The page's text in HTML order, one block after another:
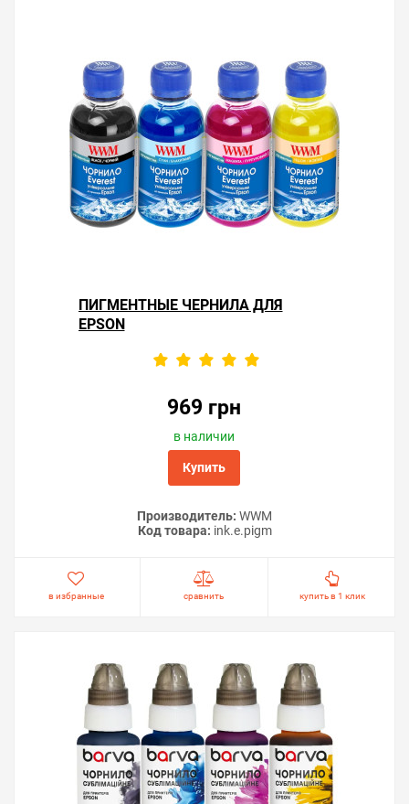
ПИГМЕНТНЫЕ ЧЕРНИЛА ДЛЯ
EPSON
969 грн
в наличии
Купить
Производитель: WWM
Код товара: ink.e.pigm
в избранные сравнить купить в 1 клик